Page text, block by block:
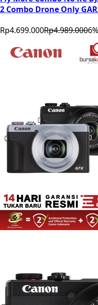
2 Combo Drone Only
Rp4.699.000Rp4.989.0006%